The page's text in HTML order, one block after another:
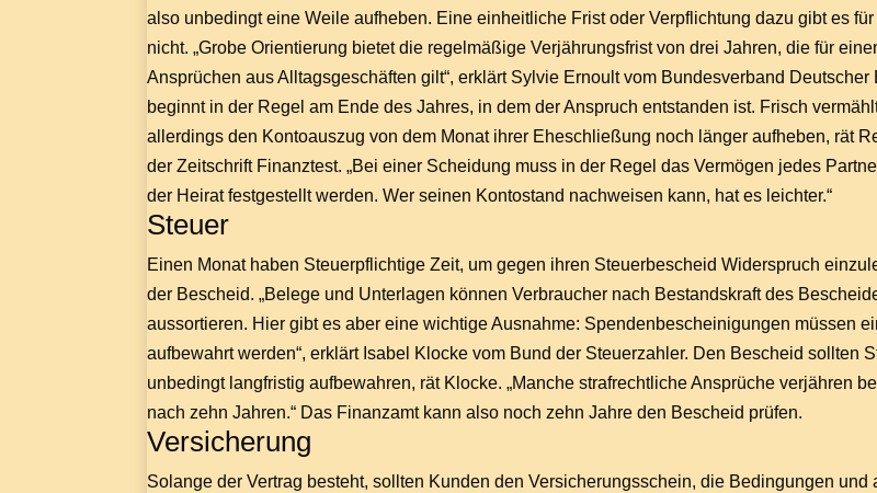
also unbedingt eine Weile aufheben. Eine einheitliche Frist oder Verpflichtung dazu gibt es
nicht. „Grobe Orientierung bietet die regelmäßige Verjährungsfrist von drei Jahren, die für
Ansprüchen aus Alltagsgeschäften gilt“, erklärt Sylvie Ernoult vom Bundesverband Deutscher
beginnt in der Regel am Ende des Jahres, in dem der Anspruch entstanden ist. Frisch
allerdings den Kontoauszug von dem Monat ihrer Eheschließung noch länger aufheben, rät
der Zeitschrift Finanztest. „Bei einer Scheidung muss in der Regel das Vermögen jedes
der Heirat festgestellt werden. Wer seinen Kontostand nachweisen kann, hat es leichter.“
Steuer
Einen Monat haben Steuerpflichtige Zeit, um gegen ihren Steuerbescheid Widerspruch
der Bescheid. „Belege und Unterlagen können Verbraucher nach Bestandskraft des
aussortieren. Hier gibt es aber eine wichtige Ausnahme: Spendenbescheinigungen müssen
aufbewahrt werden“, erklärt Isabel Klocke vom Bund der Steuerzahler. Den Bescheid sollten
unbedingt langfristig aufbewahren, rät Klocke. „Manche strafrechtliche Ansprüche verjähren
nach zehn Jahren.“ Das Finanzamt kann also noch zehn Jahre den Bescheid prüfen.
Versicherung
Solange der Vertrag besteht, sollten Kunden den Versicherungsschein, die Bedingungen und